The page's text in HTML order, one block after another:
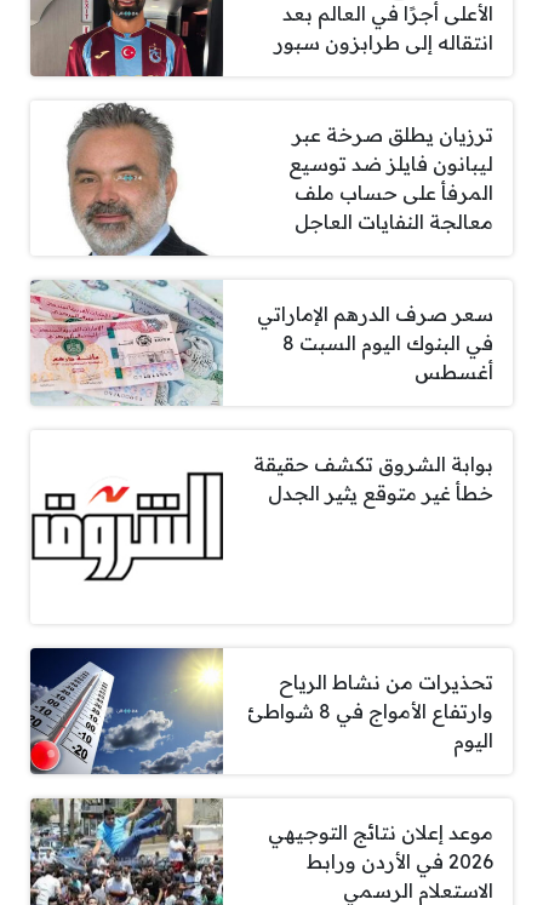
الأعلى أجرًا في العالم بعد
انتقاله إلى طرابزون سبور
ترزيان يطلق صرخة عبر
ليبانون فايلز ضد توسيع
المرفأ على حساب ملف
معالجة النفايات العاجل
سعر صرف الدرهم الإماراتي
في البنوك اليوم السبت 8
أغسطس
بوابة الشروق تكشف حقيقة
خطأ غير متوقع يثير الجدل
تحذيرات من نشاط الرياح
وارتفاع الأمواج في 8 شواطئ
اليوم
موعد إعلان نتائج التوجيهي
2026 في الأردن ورابط
الاستعلام الرسمي